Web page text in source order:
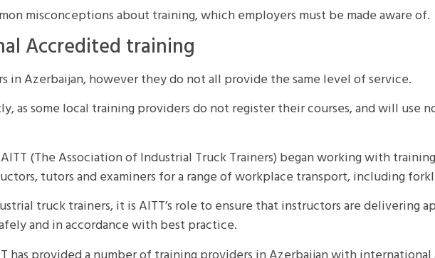
misconceptions about training, which employers must be made aware of.
Accredited training
in Azerbaijan, however they do not all provide the same level of service.
as some local training providers do not register their courses, and will
(The Association of Industrial Truck Trainers) began working with
tutors and examiners for a range of workplace transport, including
truck trainers, it is AITT’s role to ensure that instructors are delivering
and in accordance with best practice.